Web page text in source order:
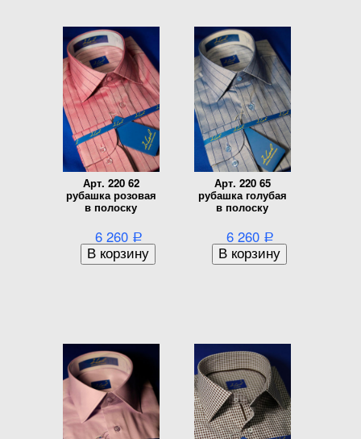
Арт. 220 62
рубашка розовая
в полоску
6 260 Р
Арт. 220 65
рубашка голубая
в полоску
6 260 Р